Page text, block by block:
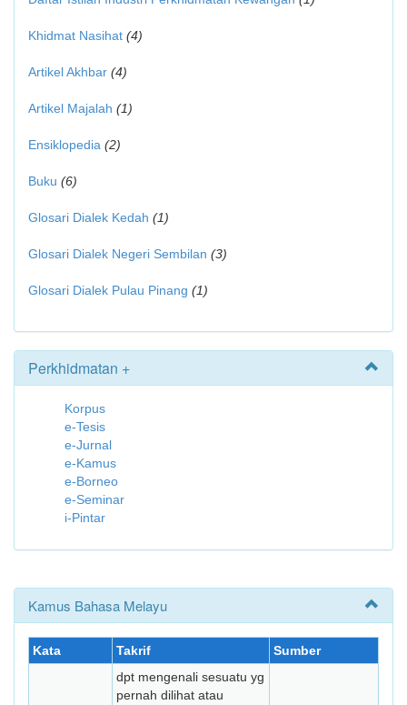
Khidmat Nasihat (4)
Artikel Akhbar (4)
Artikel Majalah (1)
Ensiklopedia (2)
Buku (6)
Glosari Dialek Kedah (1)
Glosari Dialek Negeri Sembilan (3)
Glosari Dialek Pulau Pinang (1)
Perkhidmatan +
Korpus
e-Tesis
e-Jurnal
e-Kamus
e-Borneo
e-Seminar
i-Pintar
Kamus Bahasa Melayu
Kata Takrif Sumber
dpt mengenali sesuatu yg
pernah dilihat atau